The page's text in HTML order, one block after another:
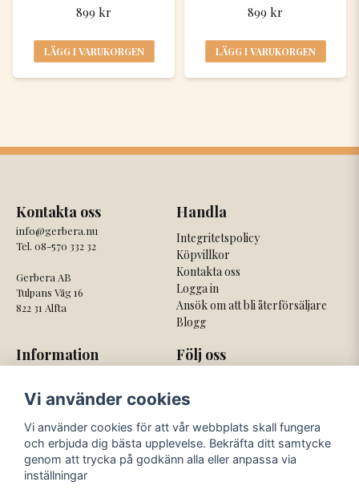
899 kr
LÄGG I VARUKORGEN
899 kr
LÄGG I VARUKORGEN
Kontakta oss
info@gerbera.nu
Tel. 08-570 332 32
Gerbera AB
Tulpans Väg 16
822 31 Alfta
Handla
Integritetspolicy
Köpvillkor
Kontakta oss
Logga in
Ansök om att bli återförsäljare
Blogg
Information
Nyhetsbrev
Följ oss
Våra betaltjänster Våra fraktbolag
Vi använder cookies
Vi använder cookies för att vår webbplats skall fungera
och erbjuda dig bästa upplevelse. Bekräfta ditt samtycke
genom att trycka på godkänn alla eller anpassa via
inställningar